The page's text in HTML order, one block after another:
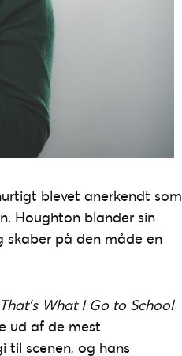
blevet anerkendt som
Houghton blander sin
skaber på den måde en
That’s What I Go to School
ud af de mest
til scenen, og hans